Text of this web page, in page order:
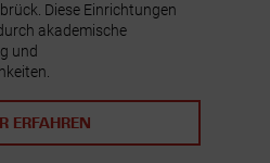
Diese Einrichtungen
akademische
und
ERFAHREN